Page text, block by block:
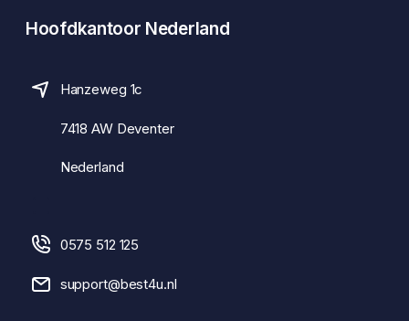
Hoofdkantoor Nederland
Hanzeweg 1c
7418 AW Deventer
Nederland
0575 512 125
support@best4u.nl